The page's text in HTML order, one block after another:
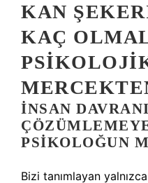
KAN
KAÇ
İNSAN
PSIKOLOĞUN
Bizi tanımlayan